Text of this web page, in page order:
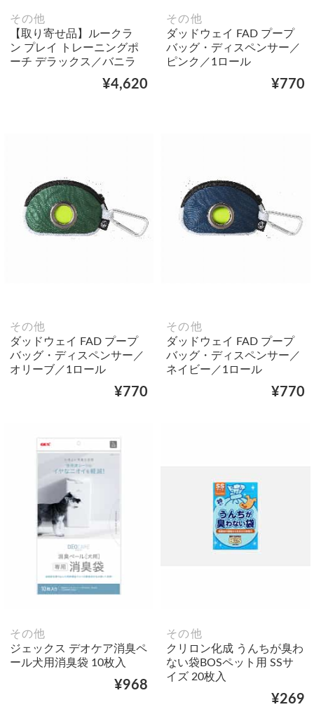
その他
【取り寄せ品】ルークラ
ン プレイ トレーニングポ
ーチ デラックス／バニラ
¥4,620
その他
ダッドウェイ FAD プープ
バッグ・ディスペンサー／
ピンク／1ロール
¥770
その他
ダッドウェイ FAD プープ
バッグ・ディスペンサー／
オリーブ／1ロール
¥770
その他
ダッドウェイ FAD プープ
バッグ・ディスペンサー／
ネイビー／1ロール
¥770
その他
ジェックス デオケア消臭ペ
ール犬用消臭袋 10枚入
¥968
その他
クリロン化成 うんちが臭わ
ない袋BOSペット用 SSサ
イズ 20枚入
¥269